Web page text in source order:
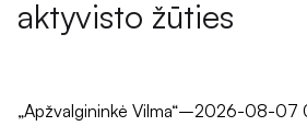
aktyvisto žūties
„Apžvalgininkė Vilma“–2026-08-07